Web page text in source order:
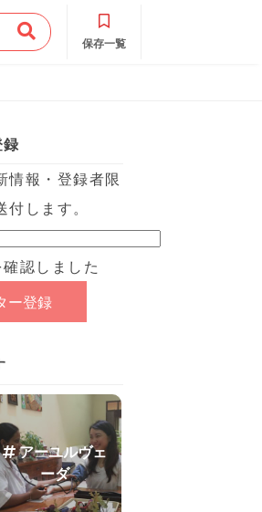
保存一覧
情報・登録者限
します。
認しました
アーユルヴェ
ーダ